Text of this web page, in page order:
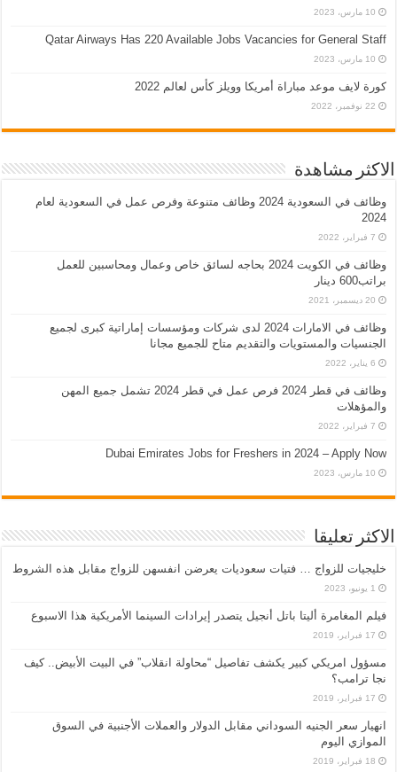
10 مارس، 2023
Qatar Airways Has 220 Available Jobs Vacancies for General Staff
10 مارس، 2023
كورة لايف موعد مباراة أمريكا وويلز كأس لعالم 2022
22 نوفمبر، 2022
الاكثر مشاهدة
وظائف في السعودية 2024 وظائف متنوعة وفرص عمل في السعودية لعام
2024
7 فبراير، 2022
وظائف في الكويت 2024 بحاجه لسائق خاص وعمال ومحاسبين للعمل
براتب600 دينار
20 ديسمبر، 2021
وظائف في الامارات 2024 لدى شركات ومؤسسات إماراتية كبرى لجميع
الجنسيات والمستويات والتقديم متاح للجميع مجانا
6 يناير، 2022
وظائف في قطر 2024 فرص عمل في قطر 2024 تشمل جميع المهن
والمؤهلات
7 فبراير، 2022
Dubai Emirates Jobs for Freshers in 2024 – Apply Now
10 مارس، 2023
الاكثر تعليقا
خليجيات للزواج … فتيات سعوديات يعرضن انفسهن للزواج مقابل هذه الشروط
1 يونيو، 2023
فيلم المغامرة أليتا‭ ‬باتل أنجيل يتصدر إيرادات السينما الأمريكية هذا الاسبوع
17 فبراير، 2019
مسؤول امريكي كبير يكشف تفاصيل “محاولة انقلاب” في البيت الأبيض.. كيف
نجا ترامب؟
17 فبراير، 2019
انهيار سعر الجنيه السوداني مقابل الدولار والعملات الأجنبية في السوق
الموازي اليوم
18 فبراير، 2019